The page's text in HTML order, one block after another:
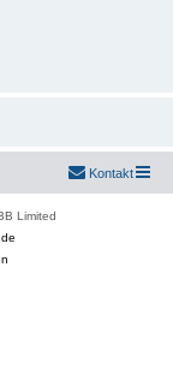
Kontakt
Limited